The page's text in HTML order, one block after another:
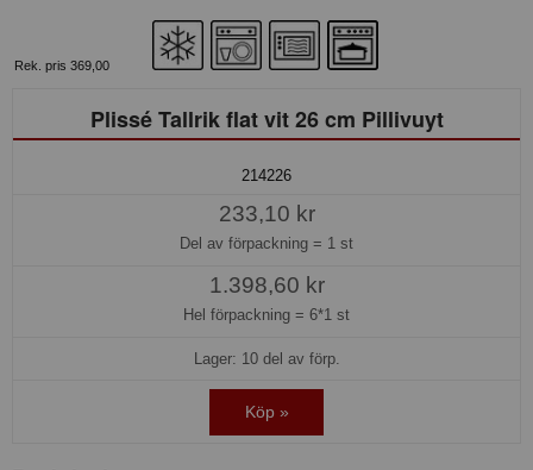
Rek. pris 369,00
Plissé Tallrik flat vit 26 cm Pillivuyt
214226
233,10 kr
Del av förpackning = 1 st
1.398,60 kr
Hel förpackning = 6*1 st
Lager: 10 del av förp.
Köp »